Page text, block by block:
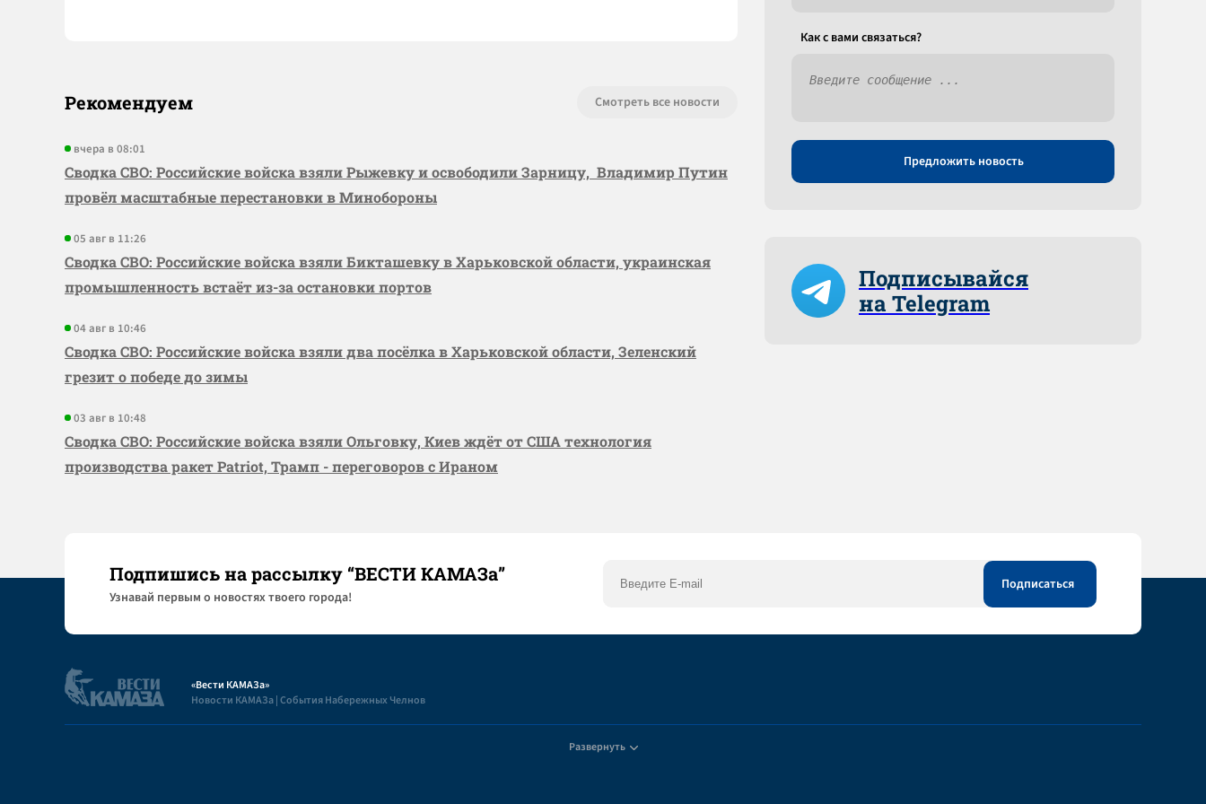
Рекомендуем Смотреть все новости
вчера в 08:01
Сводка СВО: Российские войска взяли Рыжевку и освободили Зарницу, Владимир Путин
провёл масштабные перестановки в Минобороны
05 авг в 11:26
Сводка СВО: Российские войска взяли Бикташевку в Харьковской области, украинская
промышленность встаёт из-за остановки портов
04 авг в 10:46
Сводка СВО: Российские войска взяли два посёлка в Харьковской области, Зеленский
грезит о победе до зимы
03 авг в 10:48
Сводка СВО: Российские войска взяли Ольговку, Киев ждёт от США технология
производства ракет Patriot, Трамп - переговоров с Ираном
Как c вами связаться?
Предложить новость
Подписывайся
на Telegram
Подпишись на рассылку “ВЕСТИ КАМАЗа”
Узнaвай первым о новостях твоего города!
«Вести КАМАЗа»
Новости КАМАЗа | События Набережных Челнов
Развернуть